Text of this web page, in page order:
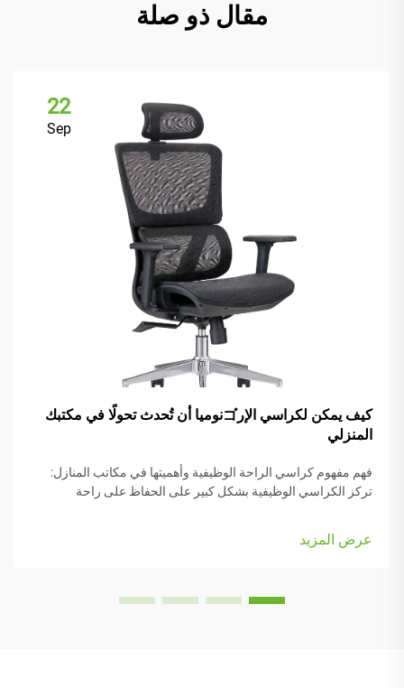
مقال ذو صلة
22
Sep
كيف يمكن لكراسي الإرゴنوميا أن تُحدث تحولًا في مكتبك
المنزلي
فهم مفهوم كراسي الراحة الوظيفية وأهميتها في مكاتب المنازل:
تركز الكراسي الوظيفية بشكل كبير على الحفاظ على راحة
النماذج مزودة بـ...
عرض المزيد